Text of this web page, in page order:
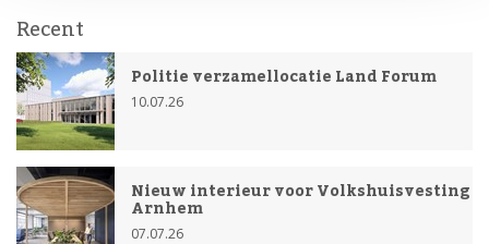
Recent
Politie verzamellocatie Land Forum
10.07.26
Nieuw interieur voor Volkshuisvesting
Arnhem
07.07.26